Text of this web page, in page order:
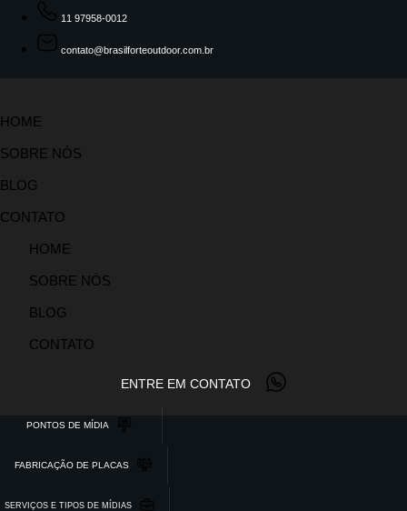
11 97958-0012
contato@brasilforteoutdoor.com.br
HOME
SOBRE NÓS
BLOG
CONTATO
HOME
SOBRE NÓS
BLOG
CONTATO
ENTRE EM CONTATO
PONTOS DE MÍDIA
FABRICAÇÃO DE PLACAS
SERVIÇOS E TIPOS DE MÍDIAS